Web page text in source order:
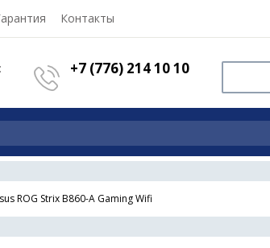
Контакты
+7 (776) 214 10 10
ROG Strix B860-A Gaming Wifi